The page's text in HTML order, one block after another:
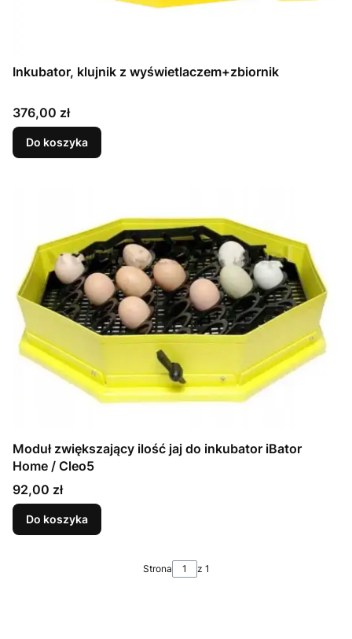
Inkubator, klujnik z wyświetlaczem+zbiornik
Cena
376,00 zł
Do koszyka
Moduł zwiększający ilość jaj do inkubator iBator
Home / Cleo5
Cena
92,00 zł
Do koszyka
Strona z 1